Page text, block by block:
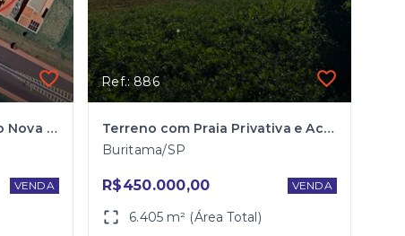
Terreno para Venda Bairro Nova Aliança
VENDA
Ref.: 886
Terreno com Praia Privativa e Acesso direto ao Rio Santa Bárbara
Buritama/SP
R$450.000,00 VENDA
6.405 m² (Área Total)